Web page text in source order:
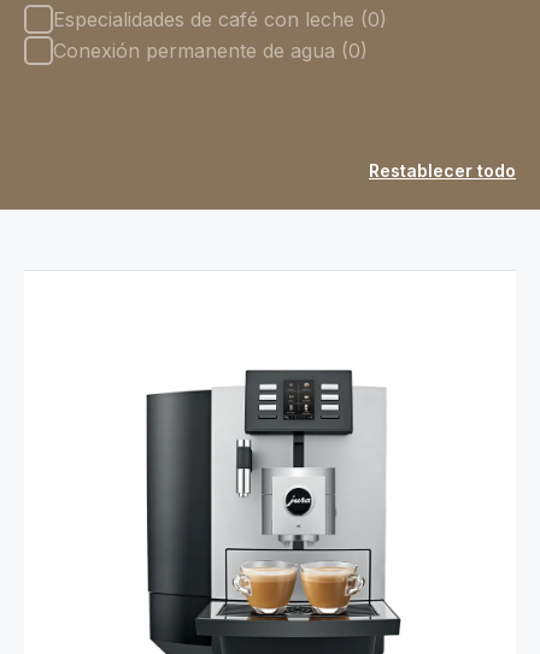
Opciones
Especialidades de café con leche (0)
Conexión permanente de agua (0)
Restablecer todo
Mostrar comparación